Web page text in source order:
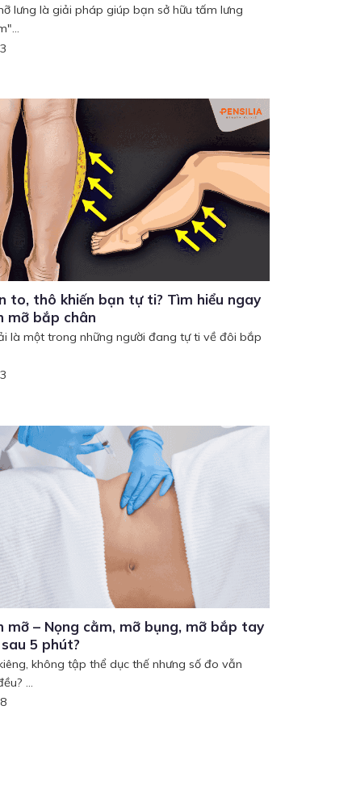
lưng là giải pháp giúp bạn sở hữu tấm lưng
to, thô khiến bạn tự ti? Tìm hiểu ngay
mỡ bắp chân
là một trong những người đang tự ti về đôi bắp
mỡ – Nọng cằm, mỡ bụng, mỡ bắp tay
5 phút?
không tập thể dục thế nhưng số đo vẫn
...